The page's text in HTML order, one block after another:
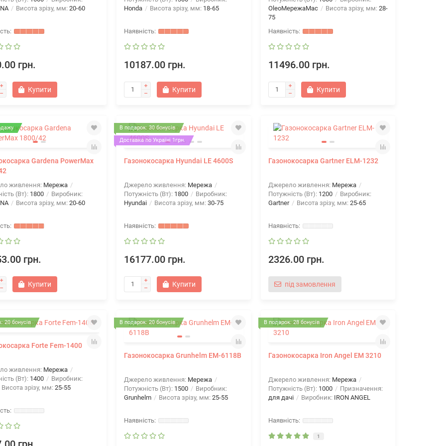
двигатель Al-ko Pro 125
OHV
Мотоблок Кентавр МБ 2012ДЭ
Бензиновый двигатель Al-ko Pro 125
OHV
Висота зрізу, мм: 20-60
грн.
Купити
Honda
Висота зрізу, мм: 18-65
10187.00 грн.
Купити
OleoМережаMac
Висота зрізу, мм: 28-
75
11496.00 грн.
Купити
Gardena PowerMax
живлення: Мережа
(Вт): 1800
Виробник:
Висота зрізу, мм: 20-60
грн.
Купити
В подарок: 30 бонусів
Доставка по Україні 1грн.
Газонокосарка Hyundai LE 4600S
Джерело живлення: Мережа
Потужність (Вт): 1800
Виробник:
Hyundai
Висота зрізу, мм: 30-75
16177.00 грн.
Купити
Газонокосарка Gartner ELM-1232
Джерело живлення: Мережа
Потужність (Вт): 1200
Виробник:
Gartner
Висота зрізу, мм: 25-65
2326.00 грн.
під замовлення
20 бонусів
Forte Fem-1400
живлення: Мережа
(Вт): 1400
Виробник:
Висота зрізу, мм: 25-55
В подарок: 20 бонусів
Газонокосарка Grunhelm EM-6118B
Джерело живлення: Мережа
Потужність (Вт): 1500
Виробник:
Grunhelm
Висота зрізу, мм: 25-55
В подарок: 28 бонусів
Газонокосарка Iron Angel EM 3210
Джерело живлення: Мережа
Потужність (Вт): 1000
Призначення:
для дачі
Виробник: IRON ANGEL
1